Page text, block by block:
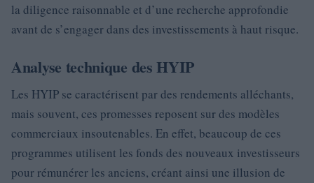
la diligence raisonnable et d’une recherche approfondie
avant de s’engager dans des investissements à haut risque.
Analyse technique des HYIP
Les HYIP se caractérisent par des rendements alléchants,
mais souvent, ces promesses reposent sur des modèles
commerciaux insoutenables. En effet, beaucoup de ces
programmes utilisent les fonds des nouveaux investisseurs
pour rémunérer les anciens, créant ainsi une illusion de